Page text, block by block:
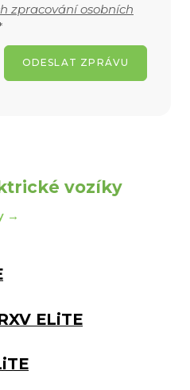
zpracování osobních
ODESLAT ZPRÁVU
vozíky
→
ELiTE